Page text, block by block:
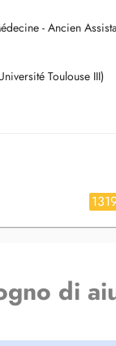
- Ancien
Toulouse III)
di